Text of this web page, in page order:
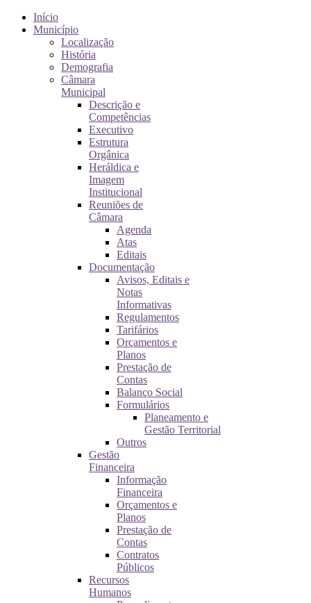
Início
Município
Localização
História
Demografia
Câmara
Municipal
Descrição e
Competências
Executivo
Estrutura
Orgânica
Heráldica e
Imagem
Institucional
Reuniões de
Câmara
Agenda
Atas
Editais
Documentação
Avisos, Editais e
Notas
Informativas
Regulamentos
Tarifários
Orçamentos e
Planos
Prestação de
Contas
Balanço Social
Formulários
Planeamento e
Gestão Territorial
Outros
Gestão
Financeira
Informação
Financeira
Orçamentos e
Planos
Prestação de
Contas
Contratos
Públicos
Recursos
Humanos